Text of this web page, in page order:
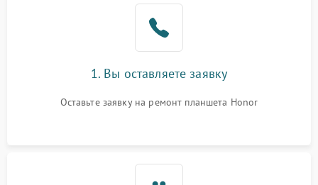
1. Вы оставляете заявку
Оставьте заявку на ремонт планшета Honor